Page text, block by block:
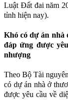
Luật Đất đai năm
tỉnh hiện nay).
Khó có dự án nhà
đáp ứng được
nhượng
Theo Bộ Tài
có dự án nhà ở
được yêu cầu về